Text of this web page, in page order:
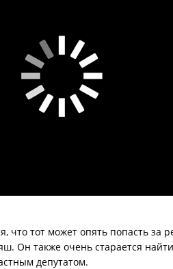
что тот может опять попасть
Он также очень старается
депутатом.